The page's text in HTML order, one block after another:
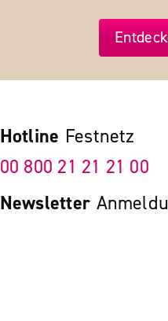
Hotline Festnetz
00 800 21 21 21 00
Newsletter